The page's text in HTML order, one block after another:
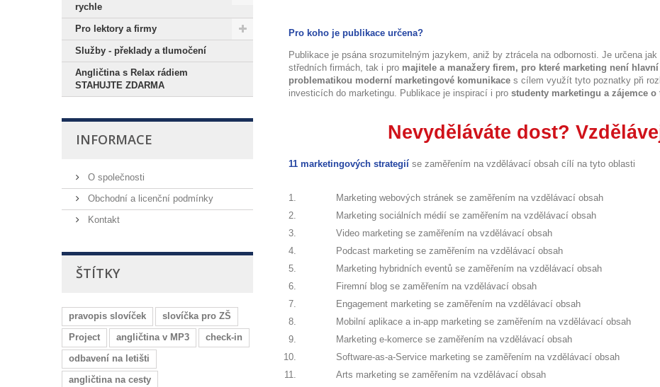
rychle
Pro lektory a firmy
Služby - překlady a tlumočení
Angličtina s Relax rádiem
STAHUJTE ZDARMA
INFORMACE
O společnosti
Obchodní a licenční podmínky
Kontakt
ŠTÍTKY
pravopis slovíček
slovíčka pro ZŠ
Project
angličtina v MP3
check-in
odbavení na letišti
angličtina na cesty
Pro koho je publikace určena?
Publikace je psána srozumitelným jazykem, aniž by ztrácela na odbornosti. Je určena jak
středních firmách, tak i pro majitele a manažery firem, pro které marketing není
problematikou moderní marketingové komunikace s cílem využít tyto poznatky při
investicích do marketingu. Publikace je inspirací i pro studenty marketingu a zájemce
Nevyděláváte dost?
11 marketingových strategií se zaměřením na vzdělávací obsah cílí na tyto oblasti
Marketing webových stránek se zaměřením na vzdělávací obsah
Marketing sociálních médií se zaměřením na vzdělávací obsah
Video marketing se zaměřením na vzdělávací obsah
Podcast marketing se zaměřením na vzdělávací obsah
Marketing hybridních eventů se zaměřením na vzdělávací obsah
Firemní blog se zaměřením na vzdělávací obsah
Engagement marketing se zaměřením na vzdělávací obsah
Mobilní aplikace a in-app marketing se zaměřením na vzdělávací obsah
Marketing e-komerce se zaměřením na vzdělávací obsah
Software-as-a-Service marketing se zaměřením na vzdělávací obsah
Arts marketing se zaměřením na vzdělávací obsah